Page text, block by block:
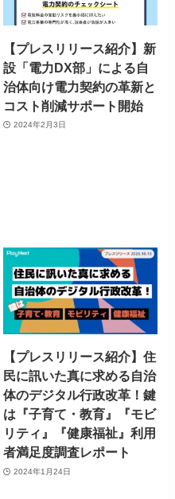
【プレスリリース紹介】新
設「電力DX部」による自
治体向け電力契約の革新と
コスト削減サポート開始
2024年2月3日
【プレスリリース紹介】住
民に訊いた真に求める自治
体のデジタル行政改革！鍵
は『子育て・教育』『モビ
リティ』『健康福祉』利用
者満足度調査レポート
2024年1月24日